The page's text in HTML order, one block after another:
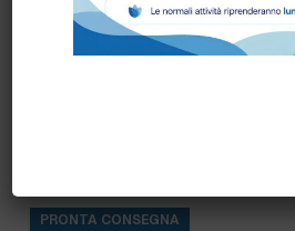
PRONTA CONSEGNA